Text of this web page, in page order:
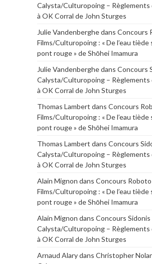
Calysta/Culturopoing – Règlements
à OK Corral de John Sturges
Julie Vandenberghedans Concours
Films/Culturopoing : « De l’eau tiède
pont rouge » de Shōhei Imamura
Julie Vandenberghedans Concours
Calysta/Culturopoing – Règlements
à OK Corral de John Sturges
Thomas Lambert dans Concours
Films/Culturopoing : « De l’eau tiède
pont rouge » de Shōhei Imamura
Thomas Lambert dans Concours
Calysta/Culturopoing – Règlements
à OK Corral de John Sturges
Alain Mignon dans Concours Roboto
Films/Culturopoing : « De l’eau tiède
pont rouge » de Shōhei Imamura
Alain Mignon dans Concours Sidonis
Calysta/Culturopoing – Règlements
à OK Corral de John Sturges
Arnaud Alarydans Christopher